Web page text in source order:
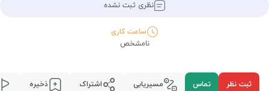
نظری ثبت نشده
ساعت کاری
نامشخص
ثبت نظر تماس مسیریابی اشتراک ذخیره